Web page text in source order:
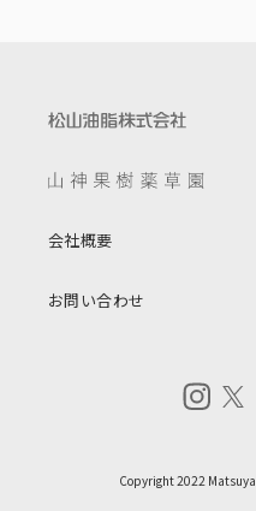
会社概要
お問い合わせ
Copyright 2022